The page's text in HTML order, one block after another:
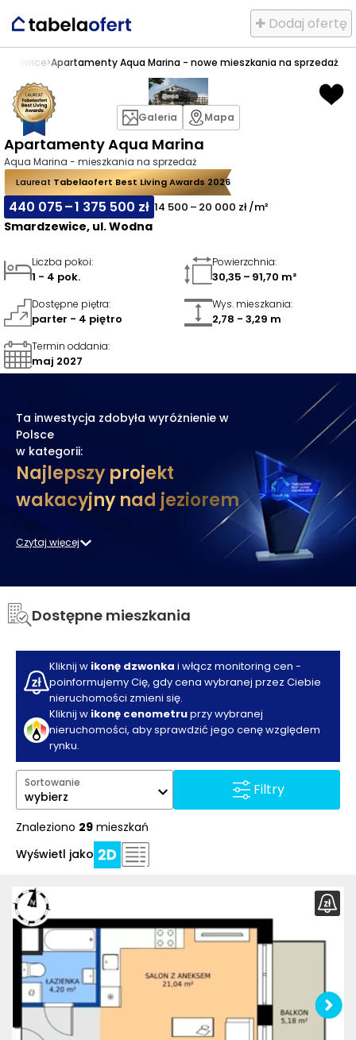
✚ Dodaj ofertę
>Apartamenty Aqua Marina - nowe mieszkania na sprzedaż
Apartamenty Aqua Marina
Aqua Marina - mieszkania na sprzedaż
Laureat Tabelaofert Best Living Awards 2026
440 075 – 1 375 500 zł 14 500 – 20 000 zł /m²
Smardzewice, ul. Wodna
Galeria Mapa
Liczba pokoi:
1 - 4 pok.
Powierzchnia:
30,35 – 91,70 m²
Dostępne piętra:
parter - 4 piętro
Wys. mieszkania:
2,78 - 3,29 m
Termin oddania:
maj 2027
Ta inwestycja zdobyła wyróżnienie w
Polsce
w kategorii:
Najlepszy projekt
wakacyjny nad jeziorem
Czytaj więcej
Dostępne mieszkania
Kliknij w ikonę dzwonka i włącz monitoring cen -
poinformujemy Cię, gdy cena wybranej przez Ciebie
nieruchomości zmieni się.
Kliknij w ikonę cenometruprzy wybranej
nieruchomości, aby sprawdzić jego cenę względem
rynku.
Filtry
Sortowanie
wybierz
Znaleziono 29 mieszkań
Wyświetl jako